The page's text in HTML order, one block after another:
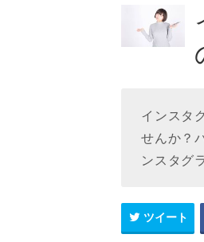
インスタ
せんか？
ンスタグ
ツイート